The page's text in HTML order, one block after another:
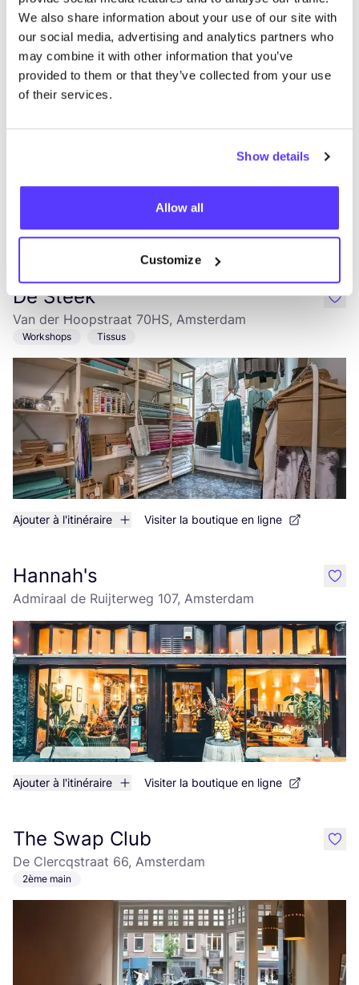
We also share information about your use of our site with
our social media, advertising and analytics partners who
may combine it with other information that you’ve
provided to them or that they’ve collected from your use
of their services.
Show details
Allow all
Customize
Kringloop West
Tweede Hugo de Grootstraat 70, Amsterdam
2ème main Vêtements +4
Ajouter à l'itinéraire Visiter la boutique en ligne
like
De Steek
Van der Hoopstraat 70HS, Amsterdam
Workshops Tissus
Ajouter à l'itinéraire Visiter la boutique en ligne
like
Hannah's
Admiraal de Ruijterweg 107, Amsterdam
Ajouter à l'itinéraire Visiter la boutique en ligne
like
The Swap Club
De Clercqstraat 66, Amsterdam
2ème main
like